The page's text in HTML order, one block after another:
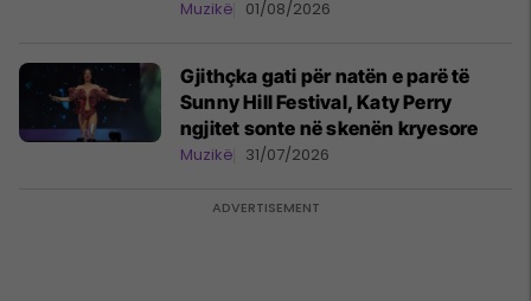
Muzikë 01/08/2026
Gjithçka gati për natën e parë të
Sunny Hill Festival, Katy Perry
ngjitet sonte në skenën kryesore
Muzikë 31/07/2026